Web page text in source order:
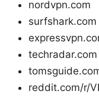
nordvpn.com
surfshark.com
techradar.com
reddit.com/r/